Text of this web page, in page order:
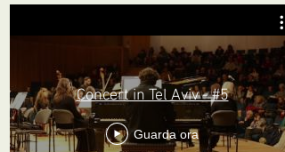
Concert in Tel Aviv - #5
Guarda ora